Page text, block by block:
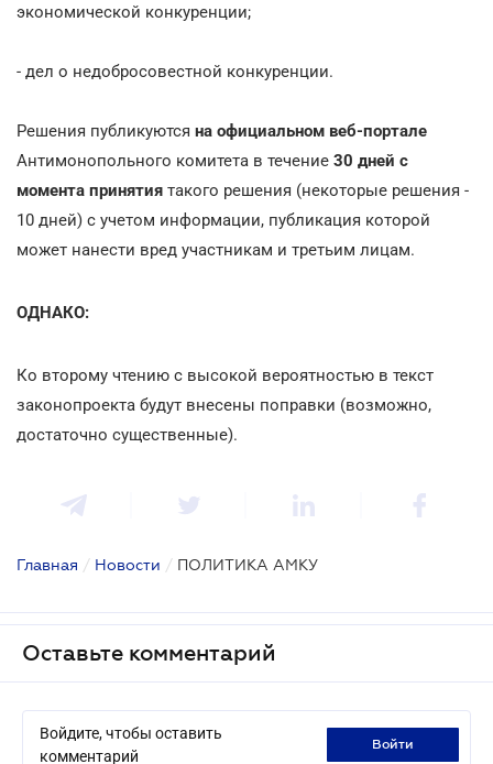
экономической конкуренции;
- дел о недобросовестной конкуренции.
Решения публикуются на официальном веб-портале
Антимонопольного комитета в течение 30 дней с
момента принятия такого решения (некоторые решения -
10 дней) с учетом информации, публикация которой
может нанести вред участникам и третьим лицам.
ОДНАКО:
Ко второму чтению с высокой вероятностью в текст
законопроекта будут внесены поправки (возможно,
достаточно существенные).
Главная / Новости / ПОЛИТИКА АМКУ
Оставьте комментарий
Войдите, чтобы оставить
комментарий
войти